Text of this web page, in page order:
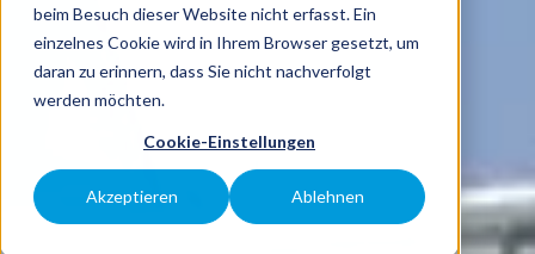
beim Besuch dieser Website nicht erfasst. Ein
einzelnes Cookie wird in Ihrem Browser gesetzt, um
daran zu erinnern, dass Sie nicht nachverfolgt
werden möchten.
Cookie-Einstellungen
Akzeptieren Ablehnen